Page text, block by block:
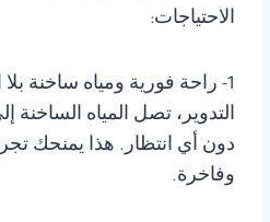
الاحتياجات:
1- راحة فورية ومياه ساخنة
التدوير، تصل المياه الساخنة
دون أي انتظار. هذا يمنحك
وفاخرة.